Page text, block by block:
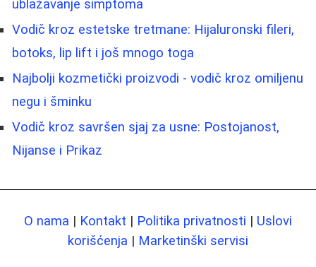
ublažavanje simptoma
Vodič kroz estetske tretmane: Hijaluronski fileri,
botoks, lip lift i još mnogo toga
Najbolji kozmetički proizvodi - vodič kroz omiljenu
negu i šminku
Vodič kroz savršen sjaj za usne: Postojanost,
Nijanse i Prikaz
O nama | Kontakt | Politika privatnosti | Uslovi
korišćenja | Marketinški servisi